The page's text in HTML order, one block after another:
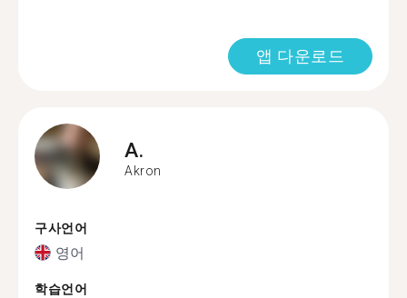
앱 다운로드
A.
Akron
구사언어
영어
학습언어